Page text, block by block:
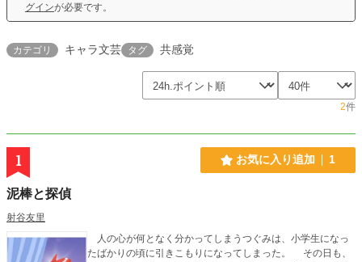
グインが必要です。
カテゴリ キャラ文芸 タグ 共感覚
2件
1 お気に入り追加 1
泥棒と探偵
射谷友里
人の心が何となく分かってしまうつぐみは、小学生になっ
たばかりの頃に引きこもりになってしまった。 その日も、